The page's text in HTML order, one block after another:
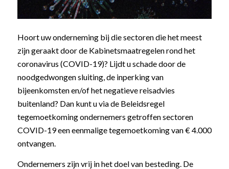
Hoort uw onderneming bij die sectoren die het meest
zijn geraakt door de Kabinetsmaatregelen rond het
coronavirus (COVID-19)? Lijdt u schade door de
noodgedwongen sluiting, de inperking van
bijeenkomsten en/of het negatieve reisadvies
buitenland? Dan kunt u via de Beleidsregel
tegemoetkoming ondernemers getroffen sectoren
COVID-19 een eenmalige tegemoetkoming van € 4.000
ontvangen.
Ondernemers zijn vrij in het doel van besteding. De